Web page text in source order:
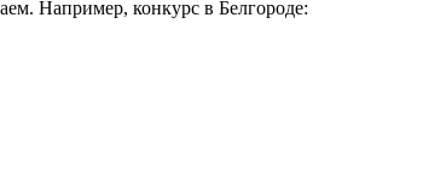
Например, конкурс в Белгороде: